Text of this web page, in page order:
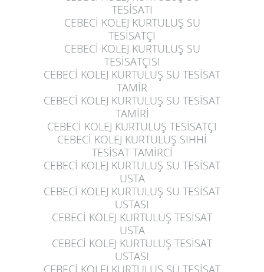
TESİSATI
CEBECİ KOLEJ KURTULUŞ SU
TESİSATÇI
CEBECİ KOLEJ KURTULUŞ SU
TESİSATÇISI
CEBECİ KOLEJ KURTULUŞ SU TESİSAT
TAMİR
CEBECİ KOLEJ KURTULUŞ SU TESİSAT
TAMİRİ
CEBECİ KOLEJ KURTULUŞ TESİSATÇI
CEBECİ KOLEJ KURTULUŞ SIHHİ
TESİSAT TAMİRCİ
CEBECİ KOLEJ KURTULUŞ SU TESİSAT
USTA
CEBECİ KOLEJ KURTULUŞ SU TESİSAT
USTASI
CEBECİ KOLEJ KURTULUŞ TESİSAT
USTA
CEBECİ KOLEJ KURTULUŞ TESİSAT
USTASI
CEBECİ KOLEJ KURTULUŞ SU TESİSAT